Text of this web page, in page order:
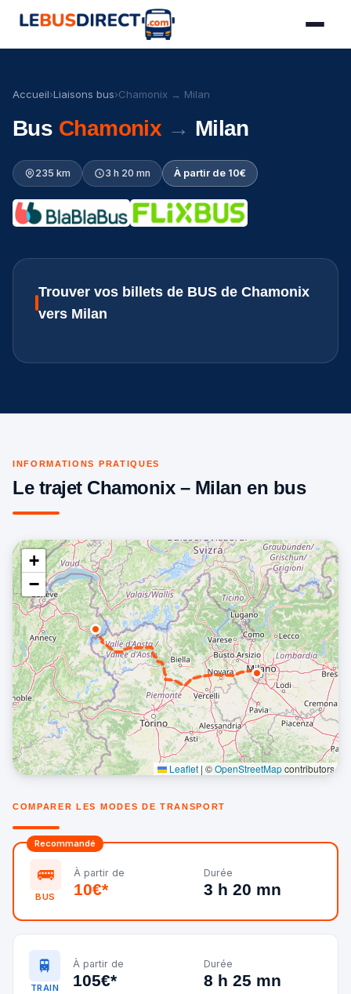
Accueil›Liaisons bus›Chamonix → Milan
Bus Chamonix → Milan
235 km 3 h 20 mn À partir de 10€
Trouver vos billets de BUS de Chamonix
vers Milan
INFORMATIONS PRATIQUES
Le trajet Chamonix – Milan en bus
+
−
Leaflet | ©OpenStreetMapcontributors
COMPARER LES MODES DE TRANSPORT
Recommandé
🚌
BUS
À partir de
10€*
Durée
3 h 20 mn
🚆
TRAIN
À partir de
105€*
Durée
8 h 25 mn